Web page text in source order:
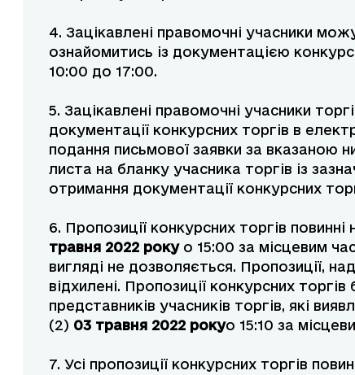
4. Зацікавлені правомочні учасники
ознайомитись із документацією
10:00 до 17:00.
5. Зацікавлені правомочні учасники
документації конкурсних торгів в
подання письмової заявки за вказаною
листа на бланку учасника торгів із
отримання документації конкурсних
6. Пропозиції конкурсних торгів
травня 2022 рокуо 15:00 за місцевим
вигляді не дозволяється. Пропозиції,
відхилені. Пропозиції конкурсних
представників учасників торгів, які
(2) 03 травня 2022 рокуо 15:10 за
7. Усі пропозиції конкурсних торгів